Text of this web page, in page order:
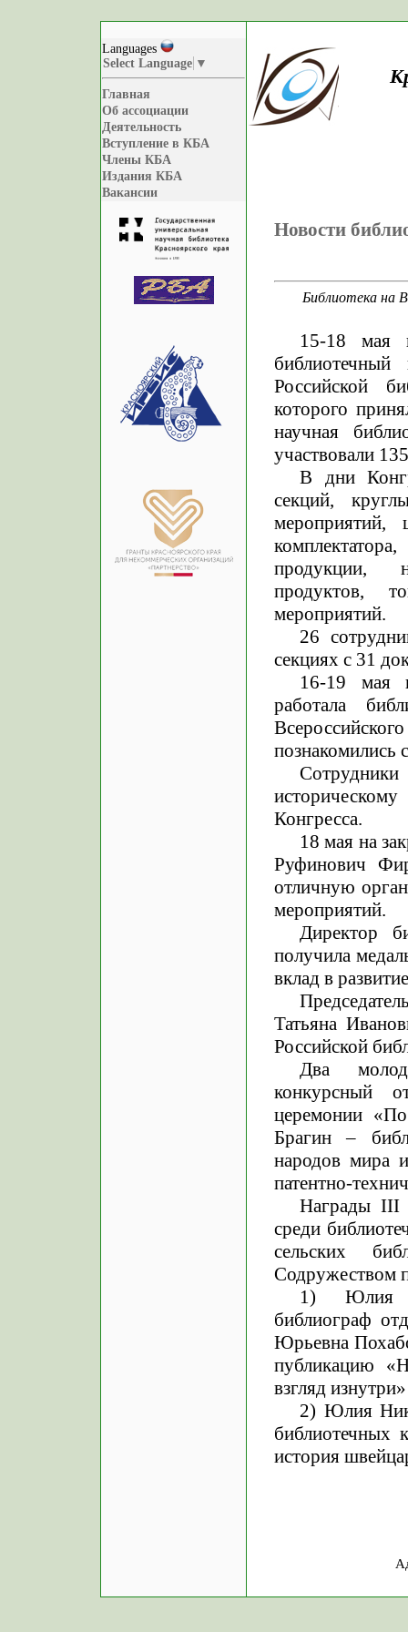
Languages
Select Language ▼
Главная
Об ассоциации
Деятельность
Вступление в КБА
Члены КБА
Издания КБА
Вакансии
Новости
Библиотека на
15-18 мая
Российской
которого
научная
участвовали
В дни
секций,
мероприятий,
продукции,
продуктов,
мероприятий.
26
секциях с 31
16-19 мая
работала
познакомились
Конгресса.
18 мая на
Руфинович
отличную
мероприятий.
Директор
получила
вклад в
Татьяна
Российской
Два
конкурсный
церемонии
Брагин –
народов мира
патентно-
Награды III
среди
сельских
Содружеством
1) Юлия
библиограф
Юрьевна
публикацию
взгляд изнутри»
2) Юлия
библиотечных
история